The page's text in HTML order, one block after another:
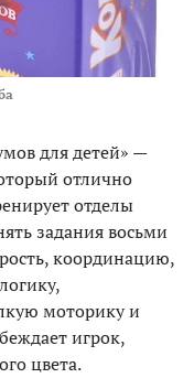
для детей» —
отлично
отделы
задания восьми
координацию,
моторику и
игрок,
цвета.